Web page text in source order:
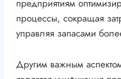
предприятиям
процессы, сокращая
управляя запасами
Другим важным